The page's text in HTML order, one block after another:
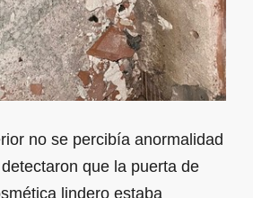
no se percibía anormalidad
que la puerta de
lindero estaba